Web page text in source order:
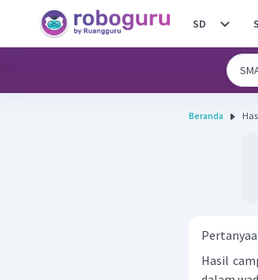
SD
Beranda
Hasil